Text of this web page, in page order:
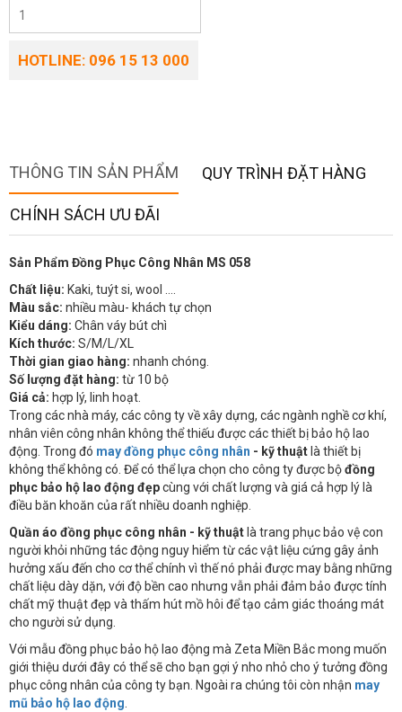
HOTLINE: 096 15 13 000
THÔNG TIN SẢN PHẨM QUY TRÌNH ĐẶT HÀNG
CHÍNH SÁCH ƯU ĐÃI
Sản Phẩm Đồng Phục Công Nhân MS 058
Chất liệu: Kaki, tuýt si, wool ….
Màu sắc: nhiều màu- khách tự chọn
Kiểu dáng: Chân váy bút chì
Kích thước: S/M/L/XL
Thời gian giao hàng: nhanh chóng.
Số lượng đặt hàng: từ 10 bộ
Giá cả: hợp lý, linh hoạt.
Trong các nhà máy, các công ty về xây dựng, các ngành nghề cơ khí,
nhân viên công nhân không thể thiếu được các thiết bị bảo hộ lao
động. Trong đó may đồng phục công nhân - kỹ thuật là thiết bị
không thể không có. Để có thể lựa chọn cho công ty được bộđồng
phục bảo hộ lao động đẹpcùng với chất lượng và giá cả hợp lý là
điều băn khoăn của rất nhiều doanh nghiệp.
Quần áo đồng phục công nhân - kỹ thuật là trang phục bảo vệ con
người khỏi những tác động nguy hiểm từ các vật liệu cứng gây ảnh
hưởng xấu đến cho cơ thể chính vì thế nó phải được may bằng những
chất liệu dày dặn, với độ bền cao nhưng vẫn phải đảm bảo được tính
chất mỹ thuật đẹp và thấm hút mồ hôi để tạo cảm giác thoáng mát
cho người sử dụng.
Với mẫu đồng phục bảo hộ lao động mà Zeta Miền Bắc mong muốn
giới thiệu dưới đây có thể sẽ cho bạn gợi ý nho nhỏ cho ý tưởng đồng
phục công nhân của công ty bạn. Ngoài ra chúng tôi còn nhận may
mũ bảo hộ lao động.